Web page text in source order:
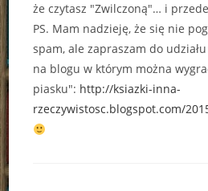
że czytasz "Zwilczoną"… i
PS. Mam nadzieję, że się nie
spam, ale zapraszam do
na blogu w którym można
piasku": http://ksiazki-inna-
rzeczywistosc.blogspot.com/